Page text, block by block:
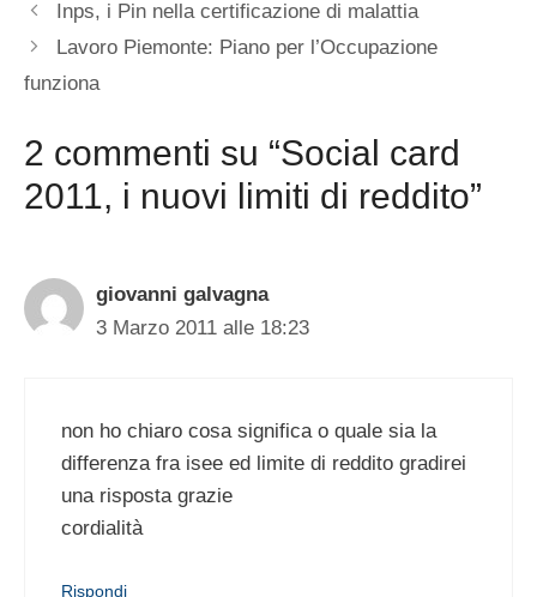
Inps, i Pin nella certificazione di malattia
Lavoro Piemonte: Piano per l’Occupazione
funziona
2 commenti su “Social card
2011, i nuovi limiti di reddito”
giovanni galvagna
3 Marzo 2011 alle 18:23
non ho chiaro cosa significa o quale sia la
differenza fra isee ed limite di reddito gradirei
una risposta grazie
cordialità
Rispondi